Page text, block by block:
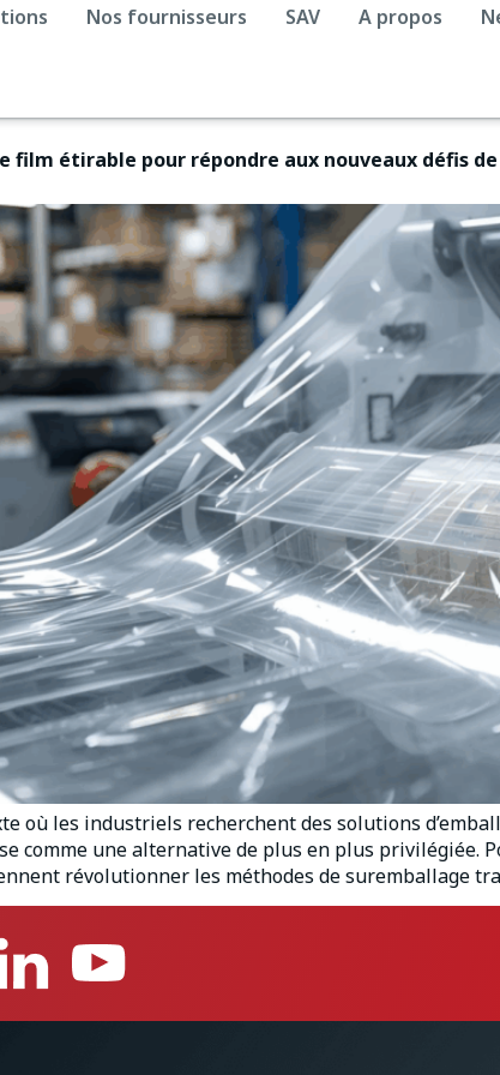
Nos fournisseurs SAV A propos
film étirable pour répondre aux nouveaux défis de
où les industriels recherchent des solutions
comme une alternative de plus en plus privilégiée.
révolutionner les méthodes de suremballage